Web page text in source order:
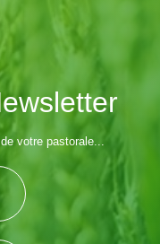
votre pastorale...